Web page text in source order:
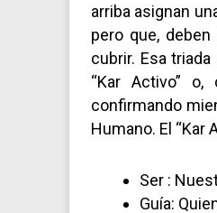
arriba asignan
pero que,
cubrir. Esa
“Kar Activo”
confirmando
Humano. El “Kar
Ser :
Guía: